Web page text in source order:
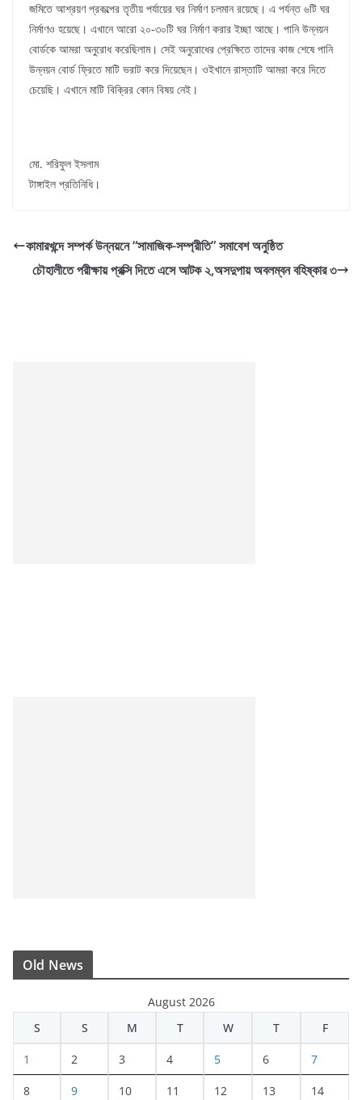
জমিতে আশ্রয়ণ প্রকল্পের তৃতীয় পর্যায়ের ঘর নির্মাণ চলমান রয়েছে। এ পর্যন্ত ৬টি ঘর
নির্মাণও হয়েছে। এখানে আরো ২০-৩০টি ঘর নির্মাণ করার ইচ্ছা আছে। পানি উন্নয়ন
বোর্ডকে আমরা অনুরোধ করেছিলাম। সেই অনুরোধের প্রেক্ষিতে তাদের কাজ শেষে পানি
উন্নয়ন বোর্ড ফ্রিতে মাটি ভরাট করে দিয়েছেন। ওইখানে রাস্তাটি আমরা করে দিতে
চেয়েছি। এখানে মাটি বিক্রির কোন বিষয় নেই।
মো. শরিফুল ইসলাম
টাঙ্গাইল প্রতিনিধি।
কামারখন্দে সম্পর্ক উন্নয়নে “সামাজিক-সম্প্রীতি” সমাবেশ অনুষ্ঠিত
চৌহালীতে পরীক্ষায় প্রক্সি দিতে এসে আটক ২,অসদুপায় অবলম্বন বহিষ্কার ৩
Old News
August 2026
S
S M T W T F
1 2 3 4 5 6 7
8 9 10 11 12 13 14